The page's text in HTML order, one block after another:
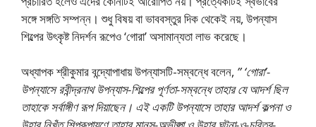
সঙ্গে সঙ্গতি সম্পন্ন। শুধু বিষয় বা ভাববস্তুর দিক থেকেই নয়, উপন্যাস
শিল্পের উৎকৃষ্ট নিদর্শন রূপেও ‘গােরা’ অসামান্যতা লাভ করেছে।
অধ্যাপক শ্রীকুমার বন্দ্যোপাধায় উপন্যাসটি-সম্বন্ধে বলেন, ” ‘গােরা’-
উপন্যাসে রবীন্দ্রনাথ উপন্যাস-শিল্পের পূর্ণতা-সম্বন্ধে তাহার যে আদর্শ ছিল
তাহাকে সর্বাঙ্গীণ রূপ দিয়াছেন। এই একটি উপন্যাসে তাহার আদর্শ কল্পনা ও